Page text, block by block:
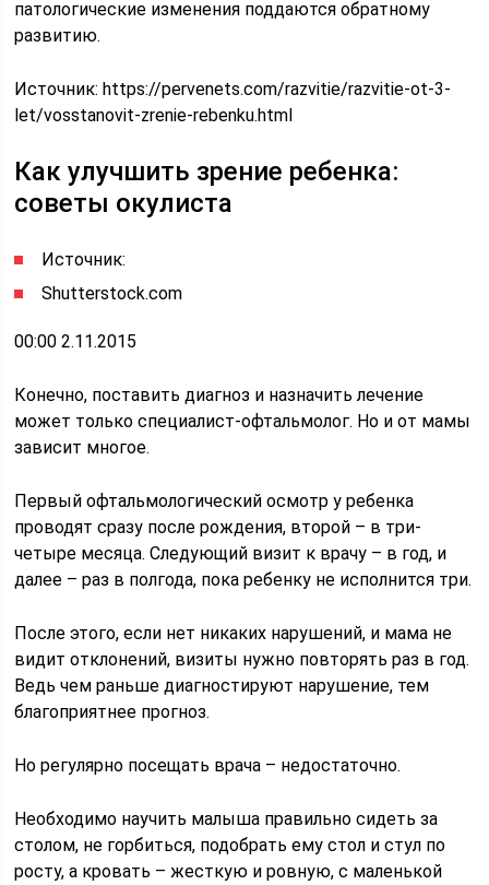
патологические изменения поддаются обратному
развитию.
Источник:https://pervenets.com/razvitie/razvitie-ot-3-
let/vosstanovit-zrenie-rebenku.html
Как улучшить зрение ребенка:
советы окулиста
Источник:
Shutterstock.com
00:00 2.11.2015
Конечно, поставить диагноз и назначить лечение
может только специалист-офтальмолог. Но и от мамы
зависит многое.
Первый офтальмологический осмотр у ребенка
проводят сразу после рождения, второй – в три-
четыре месяца. Следующий визит к врачу – в год, и
далее – раз в полгода, пока ребенку не исполнится три.
После этого, если нет никаких нарушений, и мама не
видит отклонений, визиты нужно повторять раз в год.
Ведь чем раньше диагностируют нарушение, тем
благоприятнее прогноз.
Но регулярно посещать врача – недостаточно.
Необходимо научить малыша правильно сидеть за
столом, не горбиться, подобрать ему стол и стул по
росту, а кровать – жесткую и ровную, с маленькой